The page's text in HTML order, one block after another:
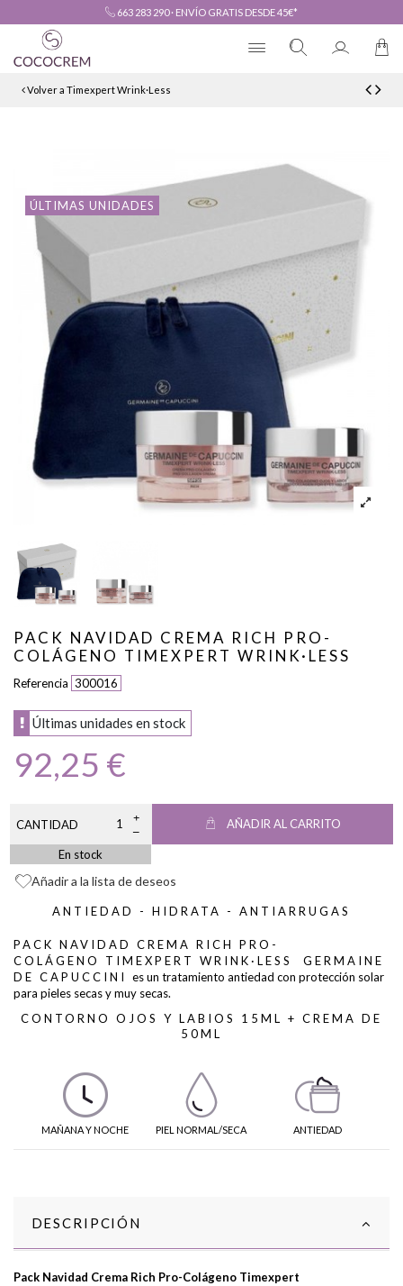
663 283 290· ENVÍO GRATIS DESDE 45€*
Volver a Timexpert Wrink·Less
ÚLTIMAS UNIDADES
PACK NAVIDAD CREMA RICH PRO-
COLÁGENO TIMEXPERT WRINK·LESS
Referencia 300016
Últimas unidades en stock
92,25 €
CANTIDAD AÑADIR AL CARRITO
En stock
Añadir a la lista de deseos
ANTIEDAD - HIDRATA - ANTIARRUGAS
PACK NAVIDAD CREMA RICH PRO-
COLÁGENO TIMEXPERT WRINK·LESS
GERMAINE
DE CAPUCCINI es un tratamiento antiedad con protección solar
para pieles secas y muy secas.
CONTORNO OJOS Y LABIOS 15ML + CREMA DE
50ML
MAÑANA Y NOCHE PIEL NORMAL/SECA ANTIEDAD
DESCRIPCIÓN
Pack Navidad Crema Rich Pro-Colágeno Timexpert